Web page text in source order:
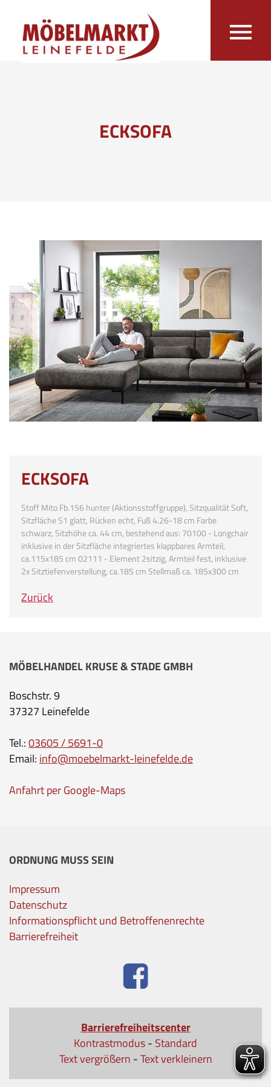
ECKSOFA
ECKSOFA
Stoff Mito Fb.156 hunter (Aktionsstoffgruppe), Sitzqualität Soft,
Sitzfläche S1 glatt, Rücken echt, Fuß 4.26-18 cm Farbe
schwarz, Sitzhöhe ca. 44 cm, bestehend aus: 70100 - Longchair
inklusive in der Sitzfläche integriertes klappbares Armteil,
ca.115x185 cm 02111 - Element 2sitzig, Armteil fest, inklusive
2x Sitztiefenverstellung, ca.185 cm Stellmaß ca. 185x300 cm
Zurück
MÖBELHANDEL KRUSE & STADE GMBH
Boschstr. 9
37327 Leinefelde
Tel.:03605 / 5691-0
Email: info@moebelmarkt-leinefelde.de
Anfahrt per Google-Maps
ORDNUNG MUSS SEIN
Impressum
Datenschutz
Informationspflicht und Betroffenenrechte
Barrierefreiheit
Barrierefreiheitscenter
Kontrastmodus- Standard
Text vergrößern -Text verkleinern